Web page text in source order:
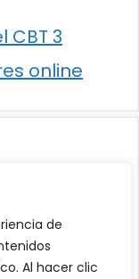
de
Al hacer clic
CBT 3
online